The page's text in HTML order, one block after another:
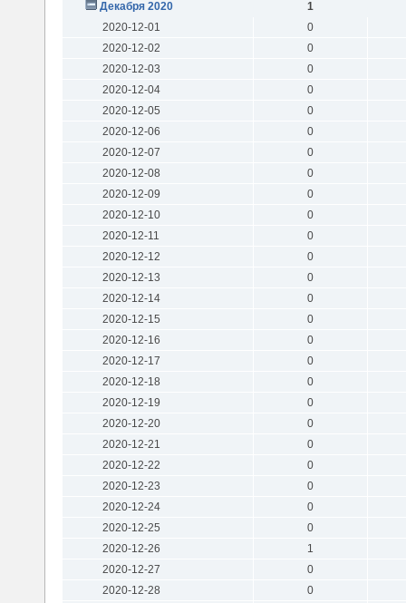
Декабря 2020
1
2020-12-01
0
2020-12-02
0
2020-12-03
0
2020-12-04
0
2020-12-05
0
2020-12-06
0
2020-12-07
0
2020-12-08
0
2020-12-09
0
2020-12-10
0
2020-12-11
0
2020-12-12
0
2020-12-13
0
2020-12-14
0
2020-12-15
0
2020-12-16
0
2020-12-17
0
2020-12-18
0
2020-12-19
0
2020-12-20
0
2020-12-21
0
2020-12-22
0
2020-12-23
0
2020-12-24
0
2020-12-25
0
2020-12-26
1
2020-12-27
0
2020-12-28
0